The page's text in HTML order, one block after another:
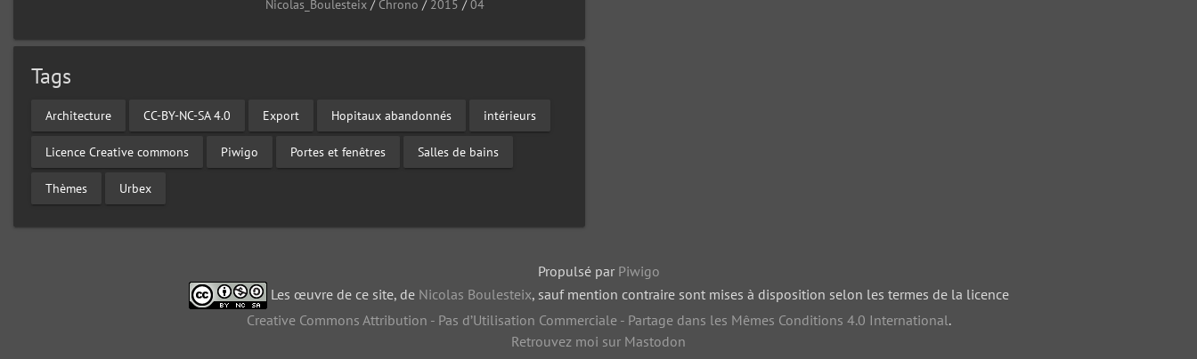
Nicolas_Boulesteix / Chrono / 2015 /04
Tags
Architecture CC-BY-NC-SA 4.0 Export Hopitaux abandonnés intérieurs
Licence Creative commons Piwigo Portes et fenêtres Salles de bains
Thèmes Urbex
Propulsé par Piwigo
Les œuvre de ce site, de Nicolas Boulesteix, sauf mention contraire sont mises à disposition selon les termes de la licence
Creative Commons Attribution - Pas d’Utilisation Commerciale - Partage dans les Mêmes Conditions 4.0 International.
Retrouvez moi sur Mastodon